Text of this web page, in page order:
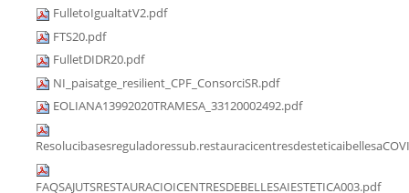
FulletoIgualtatV2.pdf
FTS20.pdf
FulletDIDR20.pdf
NI_paisatge_resilient_CPF_ConsorciSR.pdf
EOLIANA13992020TRAMESA_33120002492.pdf
FAQSAJUTSRESTAURACIOICENTRESDEBELLESAIESTETICA003.pdf